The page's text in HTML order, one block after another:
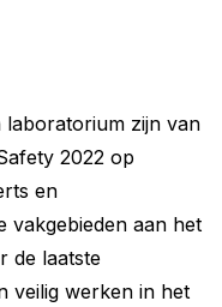
laboratorium zijn van
2022 op
en
vakgebieden aan het
de laatste
veilig werken in het